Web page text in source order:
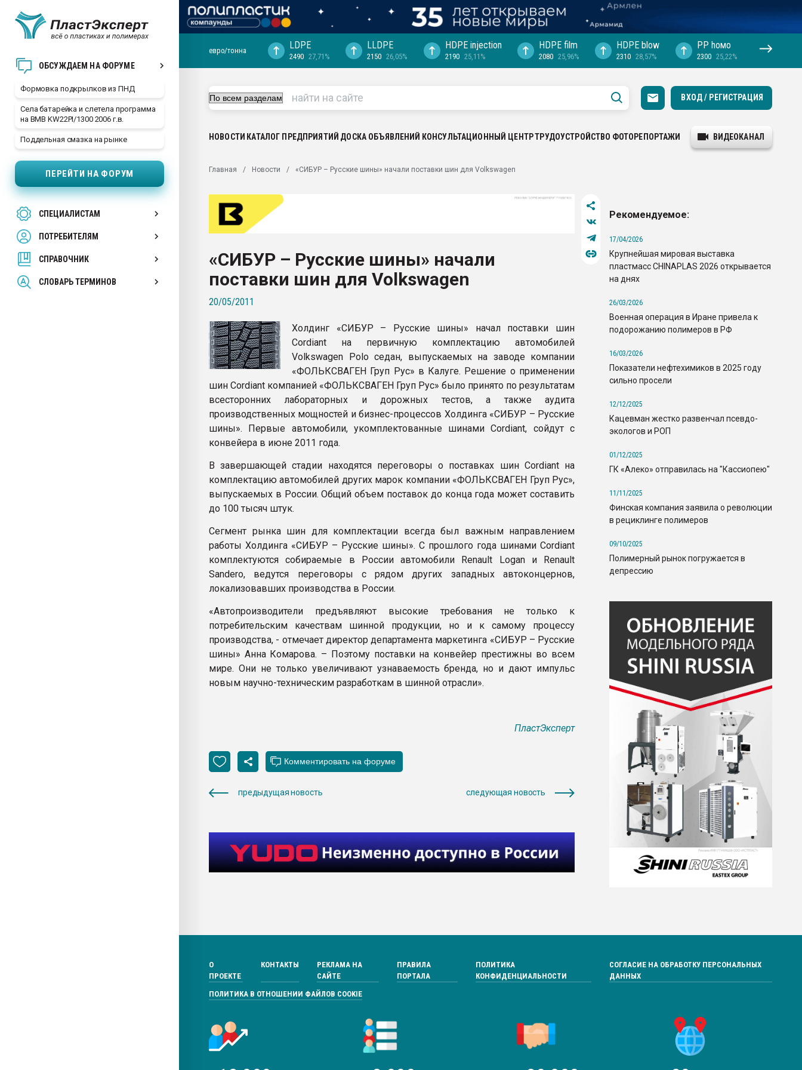
ОБСУЖДАЕМ НА ФОРУМЕ
Формовка подкрылков из ПНД
Села батарейка и слетела программа
на BMB KW22PI/1300 2006 г.в.
Поддельная смазка на рынке
ПЕРЕЙТИ НА ФОРУМ
СПЕЦИАЛИСТАМ
ПОТРЕБИТЕЛЯМ
СПРАВОЧНИК
СЛОВАРЬ ТЕРМИНОВ
29.07.2026 ФРП помог "Ижевскому
Вакуум-формовочные машины:
28.07.2026 Автоматизация выходит на
первый план в переработке
пластмасс
ситуацией на строительном рынке
Всё, что касается выдува ПЭТ
бутылок
ПЕРЕЙТИ НА ФОРУМ
евро/тонна LDPE
2490 27,71%
LLDPE
2150 26,05%
HDPE injection
2190 25,11%
HDPE film
2080 25,96%
HDPE blow
2310 28,57%
PP hомо
2300 25,22%
ВХОД / РЕГИСТРАЦИЯ
НОВОСТИ КАТАЛОГ ПРЕДПРИЯТИЙ ДОСКА ОБЪЯВЛЕНИЙ КОНСУЛЬТАЦИОННЫЙ ЦЕНТРТРУДОУСТРОЙСТВО ФОТОРЕПОРТАЖИ ВИДЕОКАНАЛ
Главная Новости «СИБУР – Русские шины» начали поставки шин для Volkswagen
«СИБУР – Русские шины» начали
поставки шин для Volkswagen
20/05/2011
Холдинг «СИБУР – Русские шины» начал поставки шин
Cordiant на первичную комплектацию автомобилей
Volkswagen Polo седан, выпускаемых на заводе компании
«ФОЛЬКСВАГЕН Груп Рус» в Калуге. Решение о применении
шин Cordiant компанией «ФОЛЬКСВАГЕН Груп Рус» было принято по результатам
всесторонних лабораторных и дорожных тестов, а также аудита
производственных мощностей и бизнес-процессов Холдинга «СИБУР – Русские
шины». Первые автомобили, укомплектованные шинами Cordiant, сойдут с
конвейера в июне 2011 года.
В завершающей стадии находятся переговоры о поставках шин Cordiant на
комплектацию автомобилей других марок компании «ФОЛЬКСВАГЕН Груп Рус»,
выпускаемых в России. Общий объем поставок до конца года может составить
до 100 тысяч штук.
Сегмент рынка шин для комплектации всегда был важным направлением
работы Холдинга «СИБУР – Русские шины». C прошлого года шинами Cordiant
комплектуются собираемые в России автомобили Renault Logan и Renault
Sandero, ведутся переговоры с рядом других западных автоконцернов,
локализовавших производства в России.
«Автопроизводители предъявляют высокие требования не только к
потребительским качествам шинной продукции, но и к самому процессу
производства, - отмечает директор департамента маркетинга «СИБУР – Русские
шины» Анна Комарова. – Поэтому поставки на конвейер престижны во всем
мире. Они не только увеличивают узнаваемость бренда, но и дают импульс
новым научно-техническим разработкам в шинной отрасли».
ПластЭксперт
предыдущая новость следующая новость
Рекомендуемое:
17/04/2026
Крупнейшая мировая выставка
пластмасс CHINAPLAS 2026 открывается
на днях
26/03/2026
Военная операция в Иране привела к
подорожанию полимеров в РФ
16/03/2026
Показатели нефтехимиков в 2025 году
сильно просели
12/12/2025
Кацевман жестко развенчал псевдо-
экологов и РОП
01/12/2025
ГК «Алеко» отправилась на "Кассиопею"
11/11/2025
Финская компания заявила о революции
в рециклинге полимеров
09/10/2025
Полимерный рынок погружается в
депрессию
О
ПРОЕКТЕ
КОНТАКТЫ
РЕКЛАМА НА
САЙТЕ
ПРАВИЛА
ПОРТАЛА
ПОЛИТИКА
КОНФИДЕНЦИАЛЬНОСТИ
СОГЛАСИЕ НА ОБРАБОТКУ ПЕРСОНАЛЬНЫХ
ДАННЫХ
ПОЛИТИКА В ОТНОШЕНИИ ФАЙЛОВ COOKIE